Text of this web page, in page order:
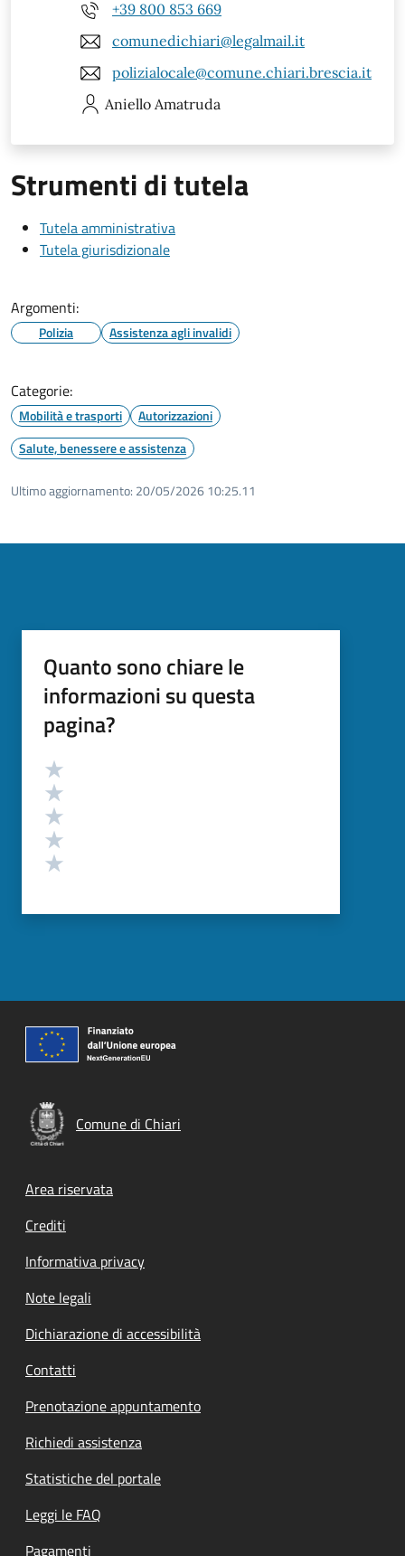
+39 800 853 669
comunedichiari@legalmail.it
polizialocale@comune.chiari.brescia.it
Aniello Amatruda
Strumenti di tutela
Tutela amministrativa
Tutela giurisdizionale
Argomenti:
Polizia Assistenza agli invalidi
Categorie:
Mobilità e trasporti
Autorizzazioni
Salute, benessere e assistenza
Ultimo aggiornamento: 20/05/2026 10:25.11
Quanto sono chiare le
informazioni su questa
pagina?
Valutazione
Comune di Chiari
Footer menu
Area riservata
Crediti
Informativa privacy
Note legali
Dichiarazione di accessibilità
Contatti
Prenotazione appuntamento
Richiedi assistenza
Statistiche del portale
Leggi le FAQ
Pagamenti